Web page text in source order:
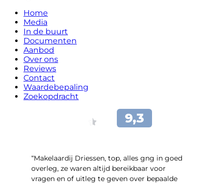
Home
Media
In de buurt
Documenten
Aanbod
Over ons
Reviews
Contact
Waardebepaling
Zoekopdracht
“Makelaardij Driessen, top, alles gng in goed
overleg, ze waren altijd bereikbaar voor
vragen en of uitleg te geven over bepaalde